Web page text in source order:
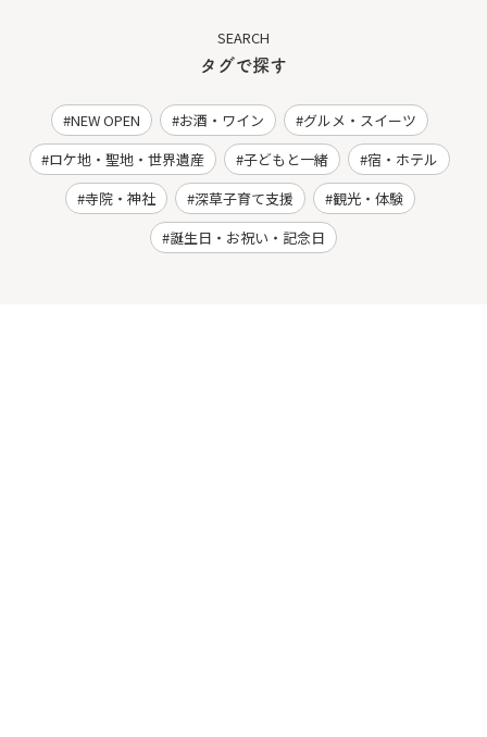
SEARCH
タグで探す
NEW OPEN お酒・ワイン
グルメ・スイーツ
ロケ地・聖地・世界遺産
子どもと一緒
宿・ホテル
寺院・神社
深草子育て支援
観光・体験
誕生日・お祝い・記念日